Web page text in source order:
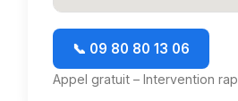
📞 09 80 80 13 06
Appel gratuit – Intervention